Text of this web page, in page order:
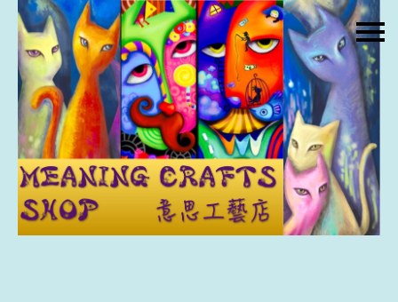
主頁
關於我們
特價貨品
貨品分類
商店資訊
購物車